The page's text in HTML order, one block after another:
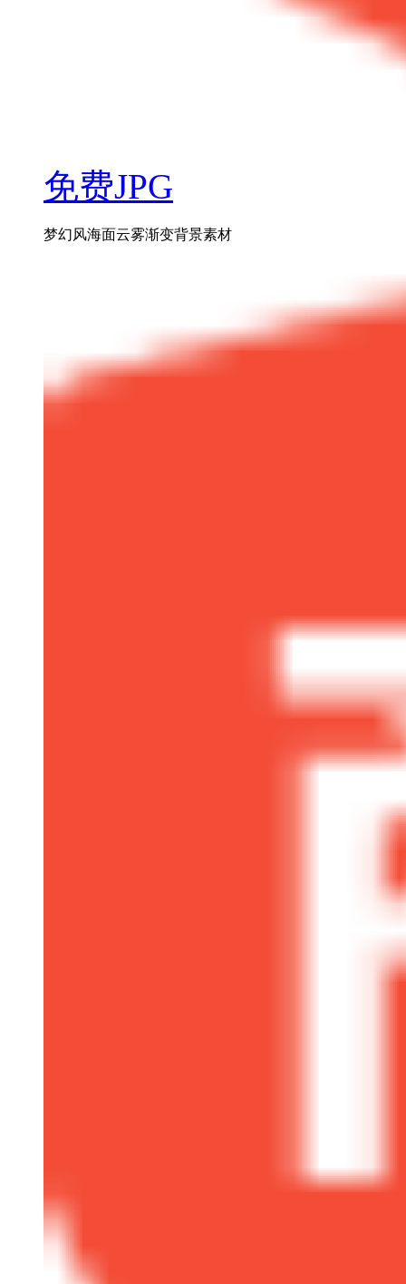
免费JPG
梦幻风海面云雾渐变背景素材